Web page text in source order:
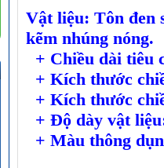
Vật liệu: Tôn đen
kẽm nhúng nóng.
+ Chiều dài tiêu
+ Kích thước
+ Kích thước
+ Độ dày vật
+ Màu thông